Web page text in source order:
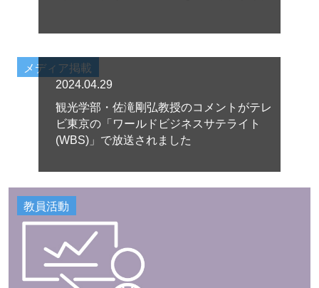
メディア掲載
2024.04.29
観光学部・佐滝剛弘教授のコメントがテレ
ビ東京の「ワールドビジネスサテライト
(WBS)」で放送されました
教員活動